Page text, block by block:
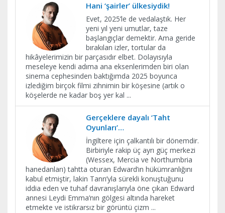
Hani ‘şairler’ ülkesiydik!
Evet, 2025’le de vedalaştık. Her
yeni yıl yeni umutlar, taze
başlangıçlar demektir. Ama geride
bırakılan izler, tortular da
hikâyelerimizin bir parçasıdır elbet. Dolayısıyla
meseleye kendi adıma ana eksenlerimden biri olan
sinema cephesinden baktığımda 2025 boyunca
izlediğim birçok filmi zihnimin bir köşesine (artık o
köşelerde ne kadar boş yer kal ...
Gerçeklere dayalı ‘Taht
Oyunları’…
İngiltere için çalkantılı bir dönemdir.
Birbiriyle rakip üç ayrı güç merkezi
(Wessex, Mercia ve Northumbria
hanedanları) tahtta oturan Edward’ın hükümranlığını
kabul etmiştir, lakin Tanrı’yla sürekli konuştuğunu
iddia eden ve tuhaf davranışlarıyla öne çıkan Edward
annesi Leydi Emma’nın gölgesi altında hareket
etmekte ve istikrarsız bir görüntü çizm ...